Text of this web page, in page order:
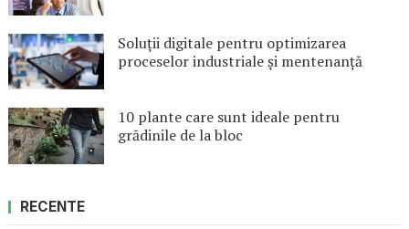
Soluții digitale pentru optimizarea
proceselor industriale și mentenanță
10 plante care sunt ideale pentru
grădinile de la bloc
RECENTE